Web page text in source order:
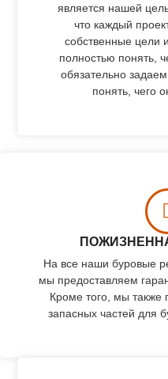
является нашей
что каждый
собственные цели
полностью понять,
обязательно
понять, чего
На все наши буровые
мы предоставляем
Кроме того, мы также
запасных частей для